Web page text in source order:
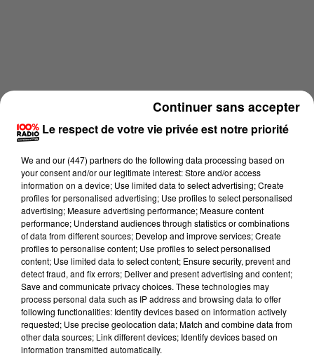
Lecture (2 min 13 sec)
100%
Le respect de votre vie privée est notre priorité
We and our (447) partnersdo the following data processing based on
your consent and/or our legitimate interest: Store and/or access
information on a device; Use limited data to select advertising; Create
profiles for personalised advertising; Use profiles to select personalised
advertising; Measure advertising performance; Measure content
performance; Understand audiences through statistics or combinations
of data from different sources; Develop and improve services; Create
profiles to personalise content; Use profiles to select personalised
content; Use limited data to select content; Ensure security, prevent and
detect fraud, and fix errors; Deliver and present advertising and content;
Save and communicate privacy choices. These technologies may
process personal data such as IP address and browsing data to offer
following functionalities: Identify devices based on information actively
requested; Use precise geolocation data; Match and combine data from
other data sources; Link different devices; Identify devices based on
information transmitted automatically.
Continuer sans accepter